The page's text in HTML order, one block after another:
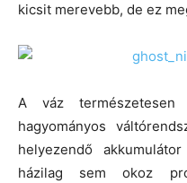
kicsit merevebb, de ez
A váz természetesen
hagyományos
helyezendő
házilag sem okoz